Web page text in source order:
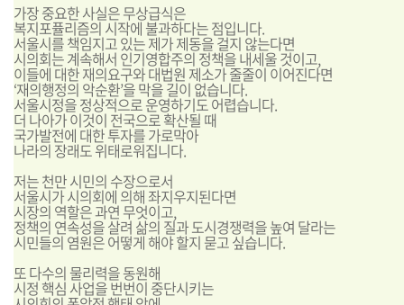
가장 중요한 사실은 무상급식은
복지포퓰리즘의 시작에 불과하다는 점입니다.
서울시를 책임지고 있는 제가 제동을 걸지 않는다면
시의회는 계속해서 인기영합주의 정책을 내세울 것이고,
이들에 대한 재의요구와 대법원 제소가 줄줄이 이어진다면
‘재의행정의 악순환’을 막을 길이 없습니다.
서울시정을 정상적으로 운영하기도 어렵습니다.
더 나아가 이것이 전국으로 확산될 때
국가발전에 대한 투자를 가로막아
나라의 장래도 위태로워집니다.
저는 천만 시민의 수장으로서
서울시가 시의회에 의해 좌지우지된다면
시장의 역할은 과연 무엇이고,
정책의 연속성을 살려 삶의 질과 도시경쟁력을 높여 달라는
시민들의 염원은 어떻게 해야 할지 묻고 싶습니다.
또 다수의 물리력을 동원해
시정 핵심 사업을 번번이 중단시키는